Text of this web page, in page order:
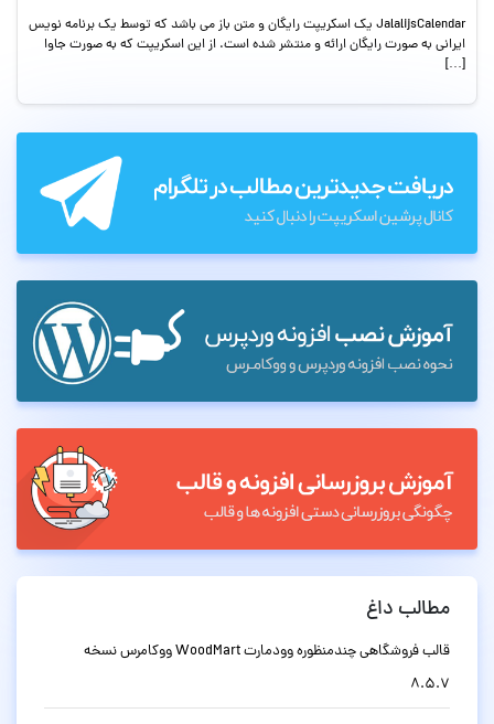
JalalijsCalendar یک اسکریپت رایگان و متن باز می باشد که توسط یک برنامه نویس
ایرانی به صورت رایگان ارائه و منتشر شده است. از این اسکریپت که به صورت جاوا
[…]
مطالب داغ
قالب فروشگاهی چندمنظوره وودمارت WoodMart ووکامرس نسخه
8.5.7